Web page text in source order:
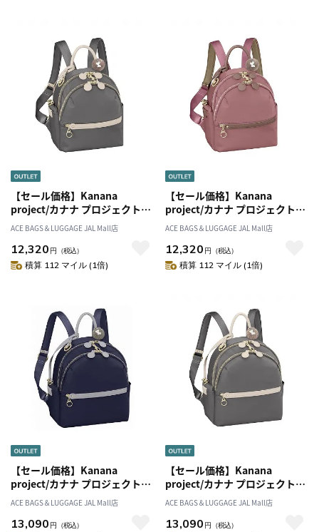
【セール価格】Kanana
project/カナナ プロジェクト
PJ-17 リュックサックS ミニポ
ーチ付き 6L 11941
ACE BAGS＆LUGGAGE JAL Mall店
12,320 円 （税込）
積算 112 マイル (1倍)
【セール価格】Kanana
project/カナナ プロジェクト
PJ-17 リュックサックS ミニポ
ーチ付き 6L 11941
ACE BAGS＆LUGGAGE JAL Mall店
12,320 円 （税込）
積算 112 マイル (1倍)
【セール価格】Kanana
project/カナナ プロジェクト
PJ-17 リュックサックM ミニポ
ACE BAGS＆LUGGAGE JAL Mall店
13,090 円 （税込）
【セール価格】Kanana
project/カナナ プロジェクト
PJ-17 リュックサックM ミニポ
ACE BAGS＆LUGGAGE JAL Mall店
13,090 円 （税込）